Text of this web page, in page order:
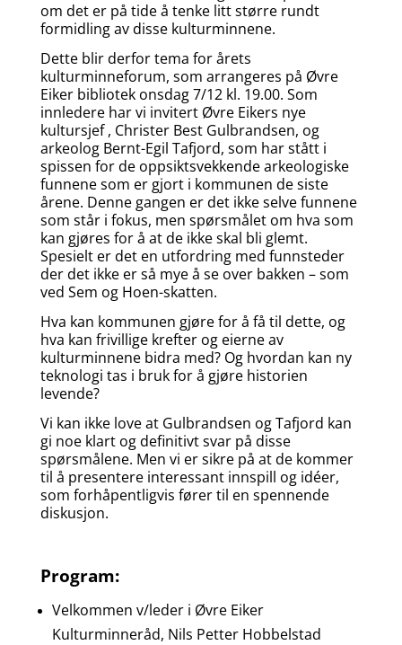
om det er på tide å tenke litt større rundt
formidling av disse kulturminnene.
Dette blir derfor tema for årets
kulturminneforum, som arrangeres på Øvre
Eiker bibliotek onsdag 7/12 kl. 19.00. Som
innledere har vi invitert Øvre Eikers nye
kultursjef , Christer Best Gulbrandsen, og
arkeolog Bernt-Egil Tafjord, som har stått i
spissen for de oppsiktsvekkende arkeologiske
funnene som er gjort i kommunen de siste
årene. Denne gangen er det ikke selve funnene
som står i fokus, men spørsmålet om hva som
kan gjøres for å at de ikke skal bli glemt.
Spesielt er det en utfordring med funnsteder
der det ikke er så mye å se over bakken – som
ved Sem og Hoen-skatten.
Hva kan kommunen gjøre for å få til dette, og
hva kan frivillige krefter og eierne av
kulturminnene bidra med? Og hvordan kan ny
teknologi tas i bruk for å gjøre historien
levende?
Vi kan ikke love at Gulbrandsen og Tafjord kan
gi noe klart og definitivt svar på disse
spørsmålene. Men vi er sikre på at de kommer
til å presentere interessant innspill og idéer,
som forhåpentligvis fører til en spennende
diskusjon.
Program:
Velkommen v/leder i Øvre Eiker
Kulturminneråd, Nils Petter Hobbelstad